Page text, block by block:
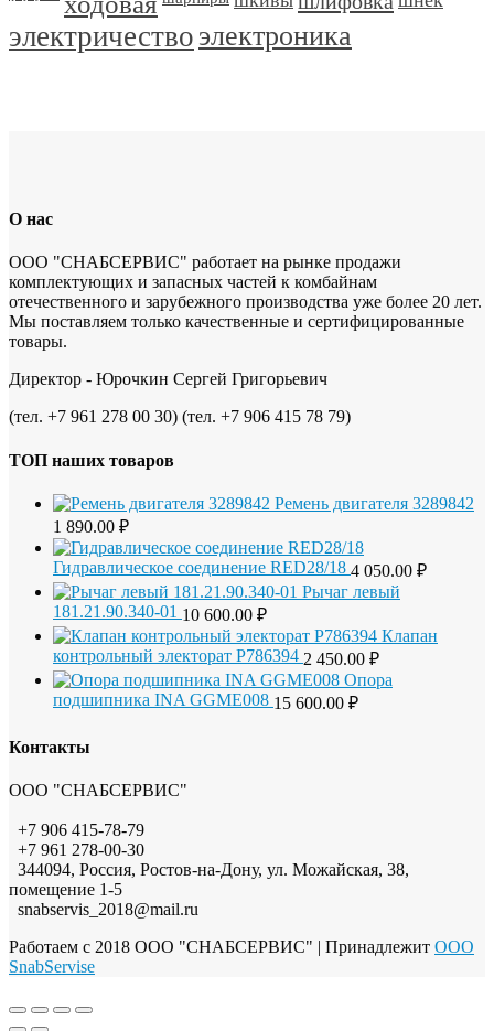
электричество электроника
О нас
ООО "СНАБСЕРВИС" работает на рынке продажи
комплектующих и запасных частей к комбайнам
отечественного и зарубежного производства уже более 20 лет.
Мы поставляем только качественные и сертифицированные
товары.
Директор - Юрочкин Сергей Григорьевич
(тел. +7 961 278 00 30) (тел. +7 906 415 78 79)
ТОП наших товаров
Ремень двигателя 3289842
1 890.00 ₽
Гидравлическое соединение RED28/18 4 050.00 ₽
Рычаг левый
181.21.90.340-01 10 600.00 ₽
Клапан
контрольный электорат Р786394 2 450.00 ₽
Опора
подшипника INA GGME008 15 600.00 ₽
Контакты
ООО "СНАБСЕРВИС"
+7 906 415-78-79
+7 961 278-00-30
344094, Россия, Ростов-на-Дону, ул. Можайская, 38,
помещение 1-5
snabservis_2018@mail.ru
Работаем с 2018 ООО "СНАБСЕРВИС" | Принадлежит OOO
SnabServise